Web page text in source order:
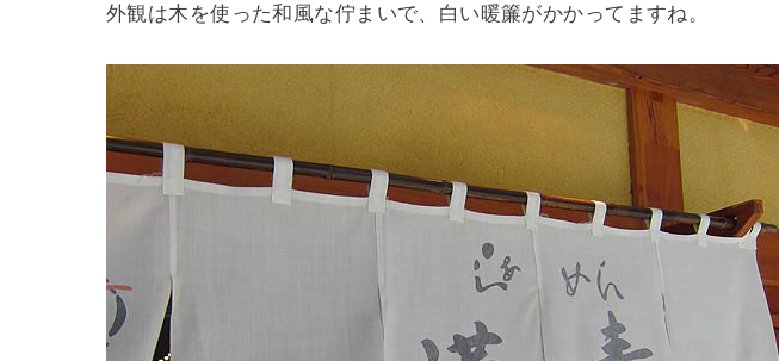
外観は木を使った和風な佇まいで、白い暖簾がかかってますね。